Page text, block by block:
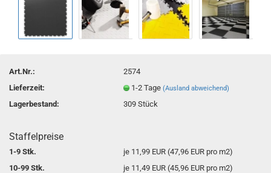
Art.Nr.:
2574
Lieferzeit:
1-2 Tage(Ausland abweichend)
Lagerbestand: 309Stück
Staffelpreise
1-9 Stk.
je 11,99 EUR (47,96 EUR pro m2)
10-99 Stk.
je 11,49 EUR (45,96 EUR pro m2)